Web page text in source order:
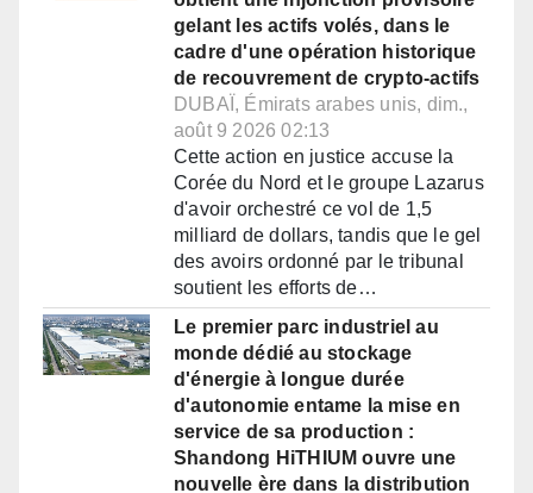
gelant les actifs volés, dans le
cadre d'une opération historique
de recouvrement de crypto-actifs
DUBAÏ, Émirats arabes unis, dim.,
août 9 2026 02:13
Cette action en justice accuse la
Corée du Nord et le groupe Lazarus
d'avoir orchestré ce vol de 1,5
milliard de dollars, tandis que le gel
des avoirs ordonné par le tribunal
soutient les efforts de…
Le premier parc industriel au
monde dédié au stockage
d'énergie à longue durée
d'autonomie entame la mise en
service de sa production :
Shandong HiTHIUM ouvre une
nouvelle ère dans la distribution